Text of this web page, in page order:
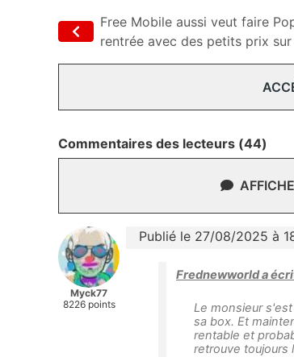
Free Mobile aussi veut faire
rentrée avec des petits prix sur
Commentaires des lecteurs (44)
Myck77
8226 points
Publié le 27/08/2025 à
Frednewworld a
Le monsieur
sa box. Et
rentable et
retrouve toujours